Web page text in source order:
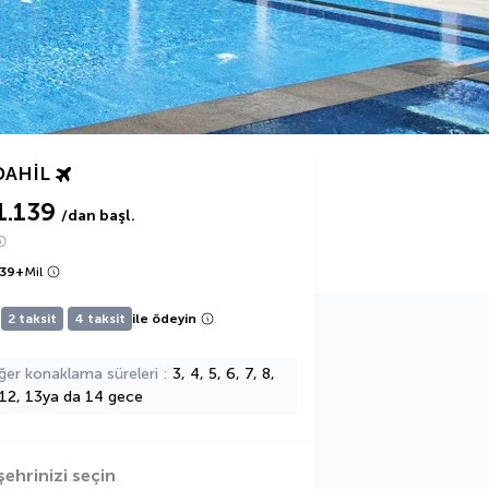
/dan başl.
+Mil
2 taksit 4 taksit ile ödeyin
konaklama süreleri
3, 4, 5, 6, 7, 8,
13ya da 14 gece
seçin